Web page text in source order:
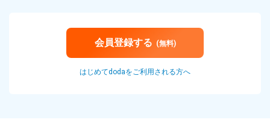
会員登録する (無料)
はじめてdodaをご利用される方へ